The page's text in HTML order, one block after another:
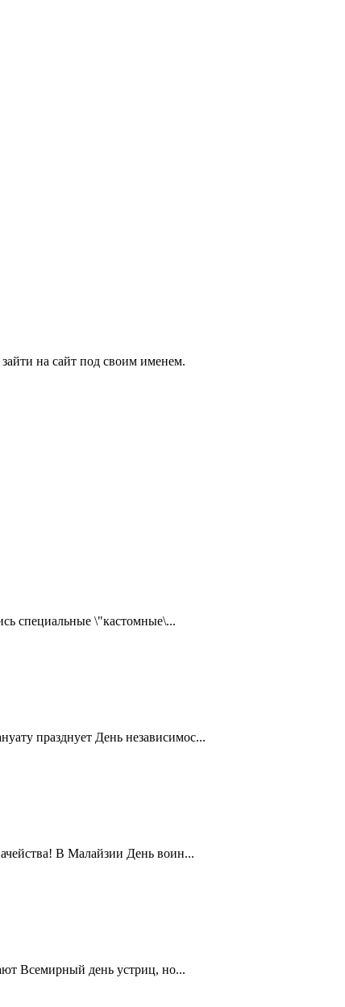
на сайт под своим именем.
специальные \"кастомные\...
празднует День независимос...
В Малайзии День воин...
Всемирный день устриц, но...